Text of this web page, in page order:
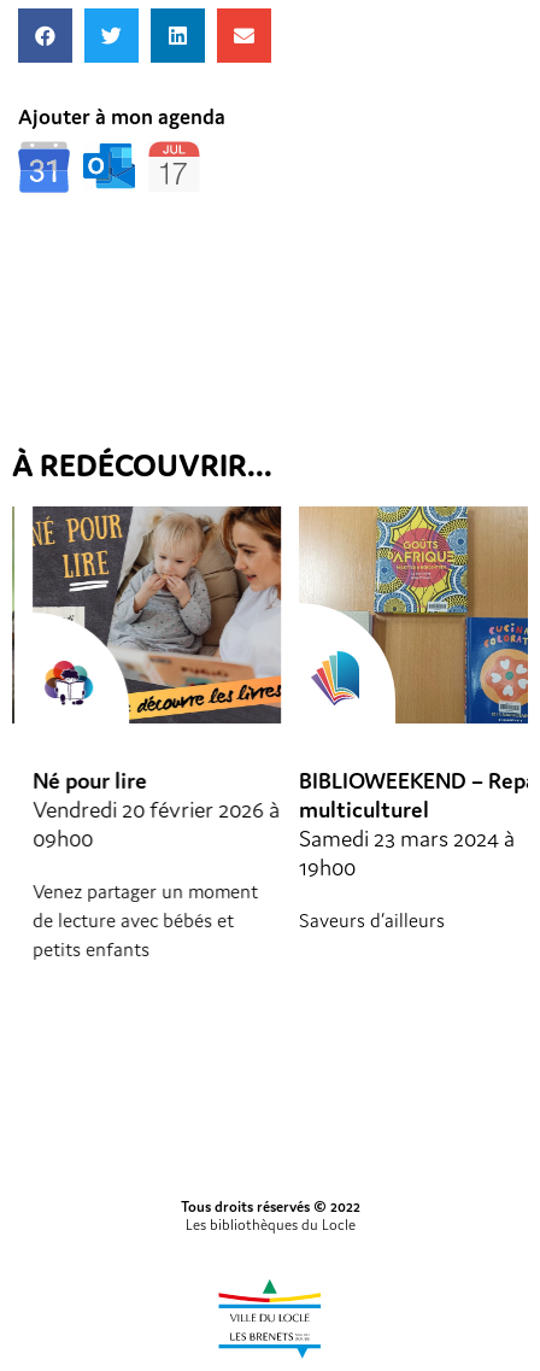
Ajouter à mon agenda
À REDÉCOUVRIR...
Né pour lire
Vendredi 20 février 2026 à
09h00
Venez partager un moment
de lecture avec bébés et
petits enfants
BIBLIOWEEKEND – Repas
multiculturel
Samedi 23 mars 2024 à
19h00
Saveurs d’ailleurs
Tous droits réservés © 2022
Les bibliothèques du Locle